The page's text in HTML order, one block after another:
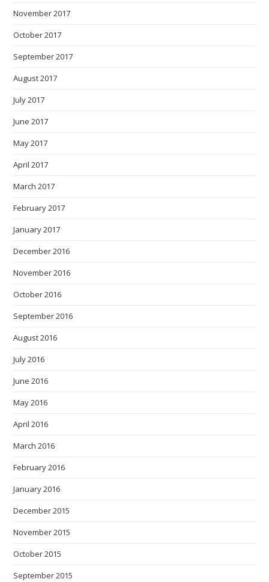
November 2017
October 2017
September 2017
August 2017
July 2017
June 2017
May 2017
April 2017
March 2017
February 2017
January 2017
December 2016
November 2016
October 2016
September 2016
August 2016
July 2016
June 2016
May 2016
April 2016
March 2016
February 2016
January 2016
December 2015
November 2015
October 2015
September 2015